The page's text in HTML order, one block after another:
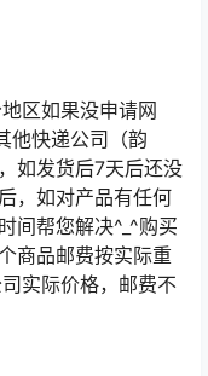
区如果没申请网
他快递公司（韵
如发货后7天后还没
，如对产品有任何
间帮您解决^_^购买
商品邮费按实际重
实际价格，邮费不